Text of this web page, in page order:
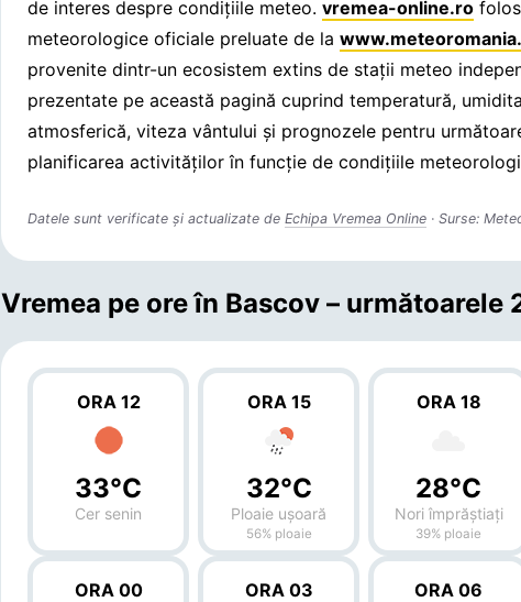
de interes despre condițiile meteo.vremea-online.ro
meteorologice oficiale preluate de la
provenite dintr-un ecosistem extins de stații meteo
prezentate pe această pagină cuprind temperatură,
atmosferică, viteza vântului și prognozele pentru
planificarea activităților în funcție de condițiile
Datele sunt verificate și actualizate deEchipa Vremea Online · Surse:
Vremea pe ore în Bascov – următoarele
ORA 12
33°C
Cer senin
ORA 15
32°C
Ploaie ușoară
56% ploaie
ORA 18
28°C
Nori împrăștiați
39% ploaie
ORA 00 ORA 03 ORA 06